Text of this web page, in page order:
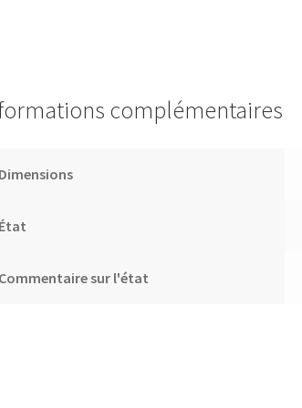
siècle
complémentaires
Dimensions
État
Commentaire sur l'état